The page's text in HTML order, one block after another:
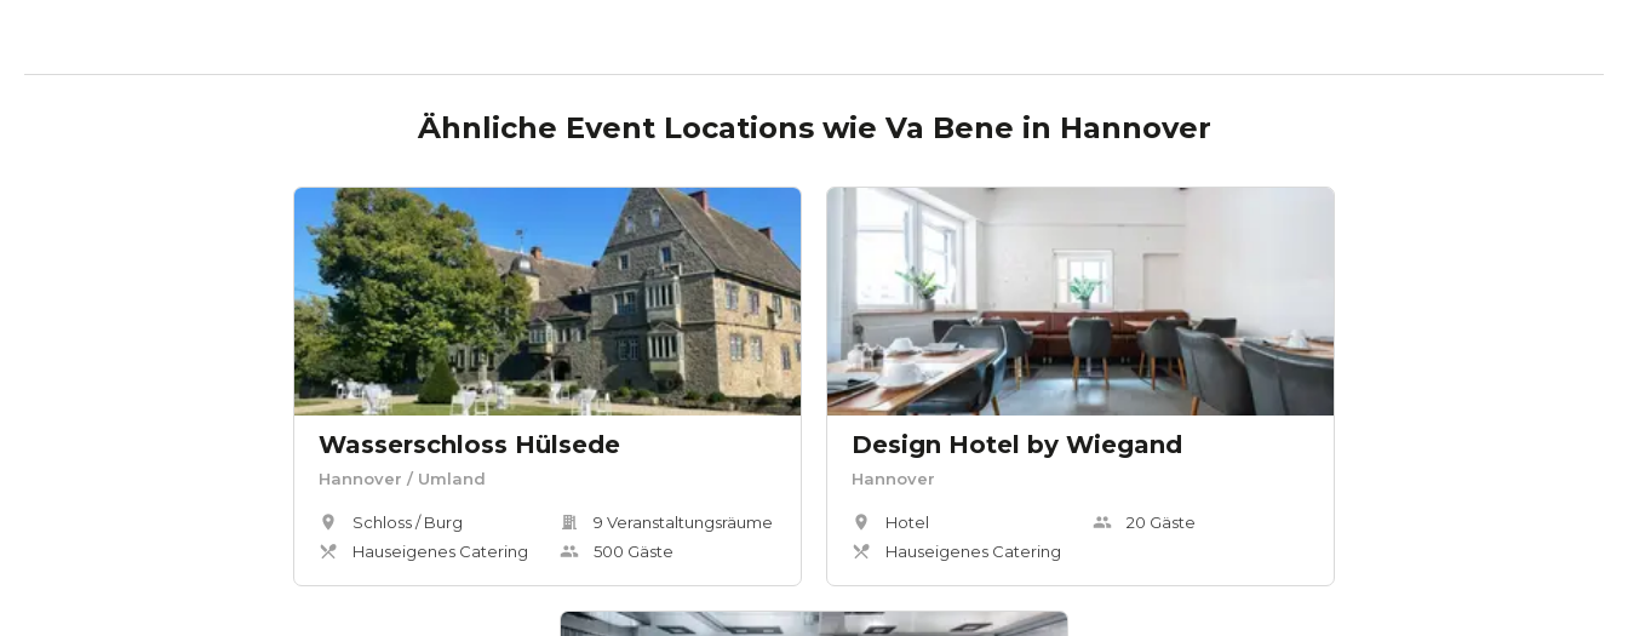
Ähnliche Event Locations wie Va Bene in Hannover
Wasserschloss Hülsede
Hannover / Umland
Schloss / Burg
Hauseigenes Catering
9 Veranstaltungsräume
500 Gäste
Design Hotel by Wiegand
Hannover
Hotel
Hauseigenes Catering
20 Gäste